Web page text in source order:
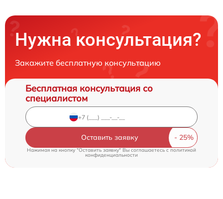
Нужна консультация?
Закажите бесплатную консультацию
Бесплатная консультация со
специалистом
Оставить заявку
Нажимая на кнопку "Оставить заявку" Вы соглашаетесь cполитикой
конфиденциальности